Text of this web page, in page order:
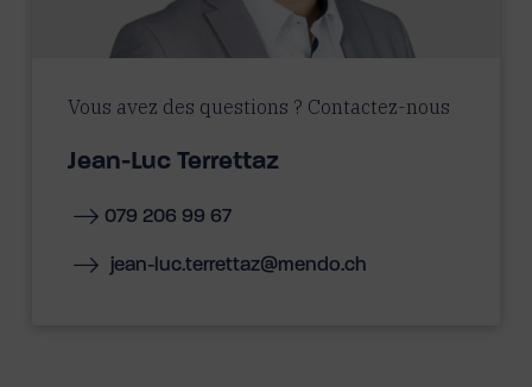
Vous avez des questions ? Contactez-nous
Jean-Luc Terrettaz
079 206 99 67
jean-luc.terrettaz@mendo.ch